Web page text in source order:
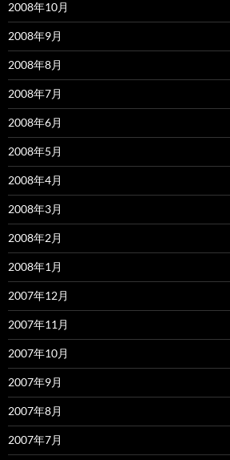
2008年10月
2008年9月
2008年8月
2008年7月
2008年6月
2008年5月
2008年4月
2008年3月
2008年2月
2008年1月
2007年12月
2007年11月
2007年10月
2007年9月
2007年8月
2007年7月